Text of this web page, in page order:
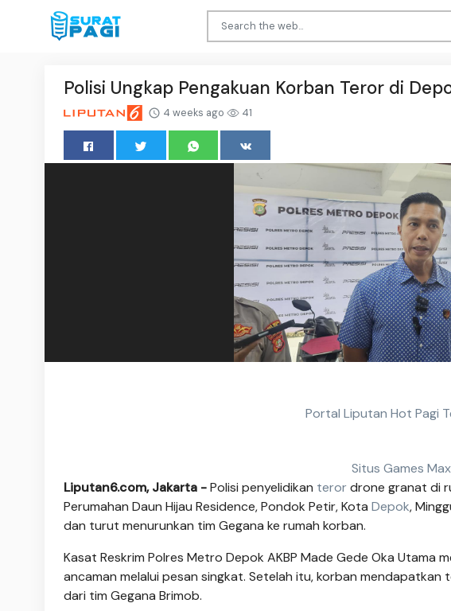
Polisi Ungkap Pengakuan Korban Teror di
4 weeks ago 41
Portal Liputan Hot Pagi
Situs Games
Liputan6.com, Jakarta -Polisi penyelidikan terordrone granat di
Perumahan Daun Hijau Residence, Pondok Petir, Kota Depok,
dan turut menurunkan tim Gegana ke rumah korban.
Kasat Reskrim Polres Metro Depok AKBP Made Gede Oka Utama
ancaman melalui pesan singkat. Setelah itu, korban
dari tim Gegana Brimob.